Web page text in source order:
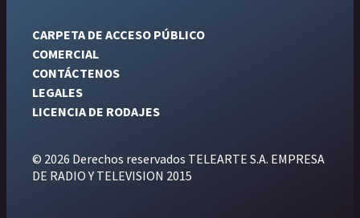
CARPETA DE ACCESO PÚBLICO
COMERCIAL
CONTÁCTENOS
LEGALES
LICENCIA DE RODAJES
© 2026 Derechos reservados TELEARTE S.A. EMPRESA
DE RADIO Y TELEVISION 2015